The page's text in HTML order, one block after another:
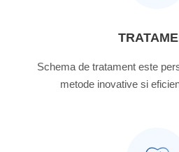
Schema de tratament este
metode inovative si